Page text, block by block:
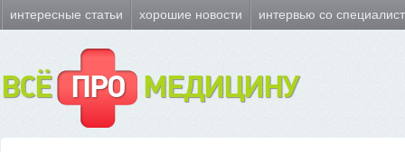
интересные статьи хорошие новости интервью со
ВСЁ ПРО МЕДИЦИНУ